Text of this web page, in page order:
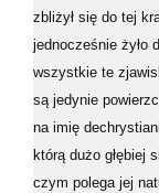
zbliżył się do tej
jednocześnie żyło
wszystkie te
są jedynie
na imię
którą dużo głębiej
czym polega jej